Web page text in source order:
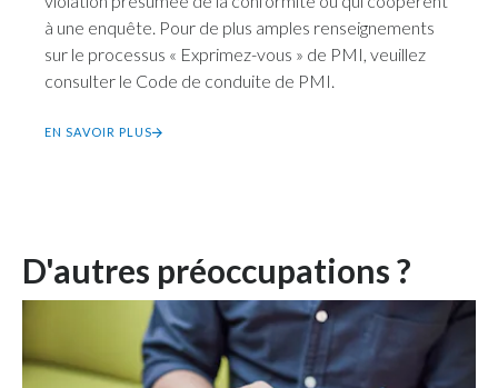
à une enquête. Pour de plus amples renseignements
sur le processus « Exprimez-vous » de PMI, veuillez
consulter le Code de conduite de PMI.
EN SAVOIR PLUS
D'autres préoccupations ?